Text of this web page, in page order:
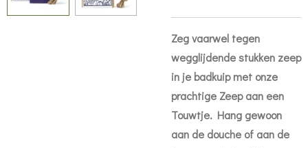
Zeg vaarwel tegen
wegglijdende stukken zeep
in je badkuip met onze
prachtige Zeep aan een
Touwtje. Hang gewoon
aan de douche of aan de